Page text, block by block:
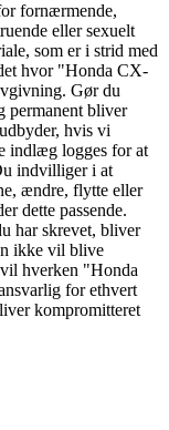
fornærmende,
eller sexuelt
som er i strid med
hvor "Honda CX-
Gør du
permanent bliver
hvis vi
indlæg logges for at
indvilliger i at
ændre, flytte eller
dette passende.
har skrevet, bliver
ikke vil blive
hverken "Honda
for ethvert
kompromitteret